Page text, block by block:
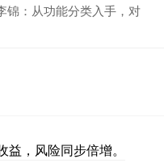
锦：从功能分类入手，对
，风险同步倍增。